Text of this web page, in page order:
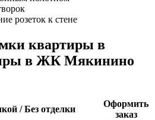
розеток к стене
квартиры в
в ЖК Мякинино
/ Без отделки
Оформить
заказ